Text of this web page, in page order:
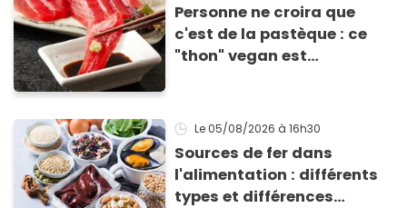
Personne ne croira que
c'est de la pastèque : ce
"thon" vegan est
Le 05/08/2026 à 16h30
Sources de fer dans
l'alimentation : différents
types et différences